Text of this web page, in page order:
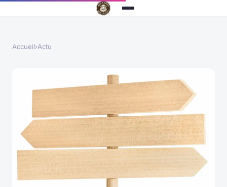
Accueil›Actu